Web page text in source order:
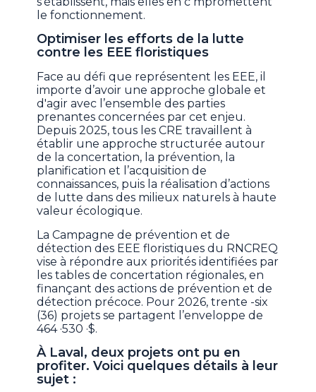
le fonctionnement.
Optimiser les efforts de la lutte
contre les EEE floristiques
Face au défi que représentent les EEE, il
importe d’avoir une approche globale et
d'agir avec l’ensemble des parties
prenantes concernées par cet enjeu.
Depuis 2025, tous les CRE travaillent à
établir une approche structurée autour
de la concertation, la prévention, la
planification et l’acquisition de
connaissances, puis la réalisation d’actions
de lutte dans des milieux naturels à haute
valeur écologique.
La Campagne de prévention et de
détection des EEE floristiques du RNCREQ
vise à répondre aux priorités identifiées par
les tables de concertation régionales, en
finançant des actions de prévention et de
détection précoce. Pour 2026, trente -six
(36) projets se partagent l’enveloppe de
464 ·530 ·$.
À Laval, deux projets ont pu en
profiter. Voici quelques détails à leur
sujet :